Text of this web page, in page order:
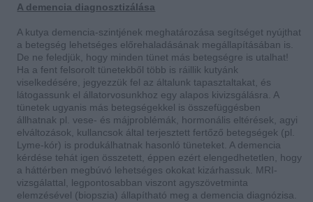
A demencia diagnosztizálása
A kutya demencia-szintjének meghatározása segítséget nyújthat
a betegség lehetséges előrehaladásának megállapításában is.
De ne feledjük, hogy minden tünet más betegségre is utalhat!
Ha a fent felsorolt tünetekből több is ráillik kutyánk
viselkedésére, jegyezzük fel az általunk tapasztaltakat, és
látogassunk el állatorvosunkhoz egy alapos kivizsgálásra. A
tünetek ugyanis más betegségekkel is összefüggésben
állhatnak pl. vese- és májproblémák, hormonális eltérések, agyi
elváltozások, kullancsok által terjesztett fertőző betegségek (pl.
Lyme-kór) is produkálhatnak hasonló tüneteket. A demencia
kérdése tehát igen összetett, éppen ezért elengedhetetlen, hogy
a háttérben megbúvó lehetséges okokat kizárhassuk. MRI-
vizsgálattal, legpontosabban viszont agyszövetminta
elemzésével (biopszia) állapítható meg a demencia diagnózisa.